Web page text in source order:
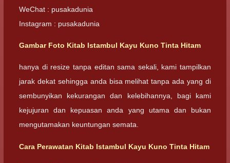
WeChat : pusakadunia
Instagram : pusakadunia
Gambar Foto Kitab Istambul Kayu Kuno Tinta Hitam
hanya di resize tanpa editan sama sekali, kami tampilkan
jarak dekat sehingga anda bisa melihat tanpa ada yang di
sembunyikan kekurangan dan kelebihannya, bagi kami
kejujuran dan kepuasan anda yang utama dan bukan
mengutamakan keuntungan semata.
Cara Perawatan Kitab Istambul Kayu Kuno Tinta Hitam